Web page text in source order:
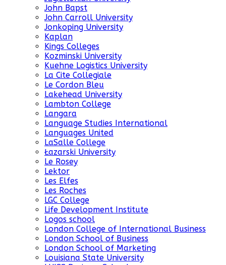
John Bapst
John Carroll University
Jonkoping University
Kaplan
Kings Colleges
Kozminski University
Kuehne Logistics University
La Cite Collegiale
Le Cordon Bleu
Lakehead University
Lambton College
Langara
Language Studies International
Languages United
LaSalle College
Łazarski University
Le Rosey
Lektor
Les Elfes
Les Roches
LGC College
Life Development Institute
Logos school
London College of International Business
London School of Business
London School of Marketing
Louisiana State University